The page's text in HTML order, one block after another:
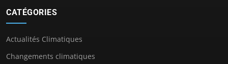
CATÉGORIES
Actualités Climatiques
Changements climatiques